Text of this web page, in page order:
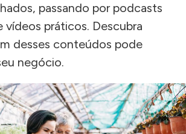
passando por podcasts
vídeos práticos. Descubra
desses conteúdos pode
negócio.